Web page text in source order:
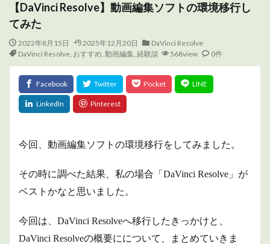
【DaVinci Resolve】動画編集ソフトの環境移行し
てみた
2022年8月15日 2025年12月20日
DaVinci Resolve
DaVinci Resolve, おすすめ, 動画編集, 経験談 568view 0件
今回、動画編集ソフトの環境移行をしてみました。
その時に調べた結果、私の場合「DaVinci Resolve」が
ベストかなと思いました。
今回は、DaVinci Resolveへ移行したきっかけと、
DaVinci Resolveの概要にについて、まとめていきま